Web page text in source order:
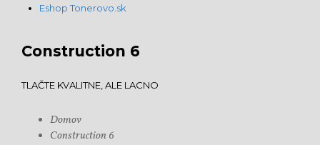
Eshop Tonerovo.sk
Construction 6
TLAČTE KVALITNE, ALE LACNO
Domov
Construction 6